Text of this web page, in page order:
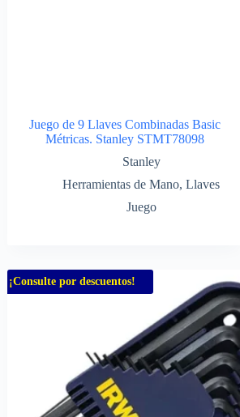
Juego de 9 Llaves Combinadas Basic
Métricas. Stanley STMT78098
Stanley
Herramientas de Mano, Llaves
Juego
¡Consulte por descuentos!